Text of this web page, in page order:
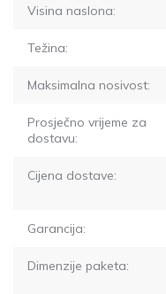
Visina naslona:
Težina:
Maksimalna nosivost:
Prosječno vrijeme za
dostavu:
Cijena dostave:
Garancija:
Dimenzije paketa: